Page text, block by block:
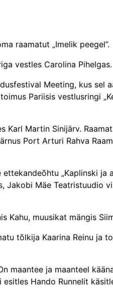
raamatut „Imelik peegel”.
vestles Carolina Pihelgas.
Meeting, kus sel
Pariisis vestlusringi
Karl Martin Sinijärv.
Port Arturi Rahva
„Kaplinski ja
Jakobi Mäe Teatristuudio
Kahu, muusikat mängis
tõlkija Kaarina Reinu ja
maantee ja maanteel
esitles Hando Runnelit